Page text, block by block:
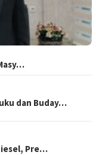
dan Buday…
Pre…